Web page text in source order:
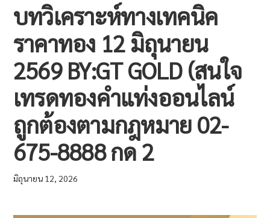
บทวิเคราะห์ทางเทคนิค
ราคาทอง 12 มิถุนายน
2569 BY:GT GOLD (สนใจ
เทรดทองคำแท่งออนไลน์
ถูกต้องตามกฎหมาย 02-
675-8888 กด 2
มิถุนายน 12, 2026